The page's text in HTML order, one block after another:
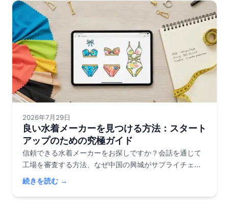
2026年7月29日
良い水着メーカーを見つける方法：スタート
アップのための究極ガイド
信頼できる水着メーカーをお探しですか？会話を通じて
工場を審査する方法、なぜ中国の興城がサプライチェー
ンをリードするのか、そして水着スタートアップの90%
を潰す詐欺を回避する方法を学びましょう。
続きを読む →